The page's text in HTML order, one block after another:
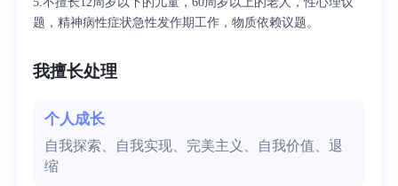
题，精神病性症状急性发作期工作，物质依赖议题。
我擅长处理
个人成长
自我探索、自我实现、完美主义、自我价值、退
缩